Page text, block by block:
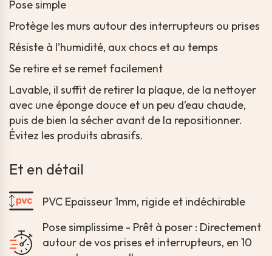
Pose simple
Protège les murs autour des interrupteurs ou prises
Résiste à l’humidité, aux chocs et au temps
Se retire et se remet facilement
Lavable, il suffit de retirer la plaque, de la nettoyer
avec une éponge douce et un peu d’eau chaude,
puis de bien la sécher avant de la repositionner.
Évitez les produits abrasifs.
Et en détail
PVC Epaisseur 1mm, rigide et indéchirable
Pose simplissime - Prêt à poser : Directement
autour de vos prises et interrupteurs, en 10